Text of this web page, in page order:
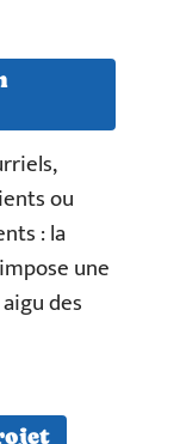
ou
: la
une
des